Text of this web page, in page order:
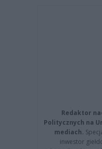
Redaktor
Politycznych na
mediach.
inwestor